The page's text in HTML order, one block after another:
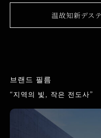
温故知新デス
브랜드 필름
“지역의 빛, 작은 전도사”